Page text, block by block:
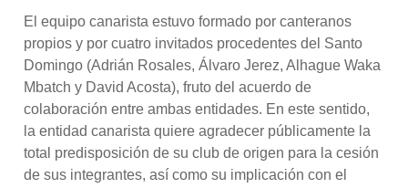
El equipo canarista estuvo formado por canteranos
propios y por cuatro invitados procedentes del Santo
Domingo (Adrián Rosales, Álvaro Jerez, Alhague Waka
Mbatch y David Acosta), fruto del acuerdo de
colaboración entre ambas entidades. En este sentido,
la entidad canarista quiere agradecer públicamente la
total predisposición de su club de origen para la cesión
de sus integrantes, así como su implicación con el